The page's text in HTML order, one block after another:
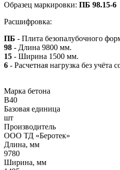
Образец маркировки: ПБ 98.15-6
Расшифровка:
ПБ - Плита безопалубочного
98 - Длина 9800 мм.
15 - Ширина 1500 мм.
6 - Расчетная нагрузка без учёта
Марка бетона
B40
Базовая единица
шт
Производитель
ООО ТД «Беротек»
Длина, мм
9780
Ширина, мм